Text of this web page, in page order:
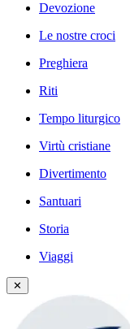
Devozione
Le nostre croci
Preghiera
Riti
Tempo liturgico
Virtù cristiane
Divertimento
Santuari
Storia
Viaggi
✕